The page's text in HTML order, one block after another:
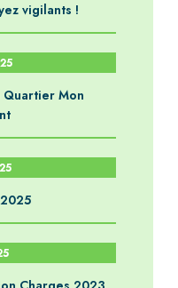
vigilants !
Quartier Mon